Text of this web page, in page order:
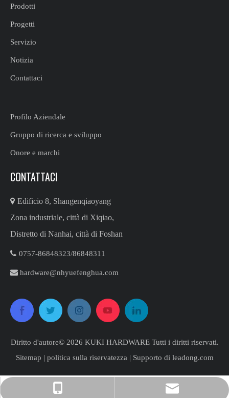
Prodotti
Progetti
Servizio
Notizia
Contattaci
Profilo Aziendale
Gruppo di ricerca e sviluppo
Onore e marchi
CONTATTACI
 Edificio 8, Shangenqiaoyang
Zona industriale, città di Xiqiao,
Distretto di Nanhai, città di Foshan
 0757-86848323/86848311​​​​​​​
 hardware@nhyuefenghua.com
Diritto d'autore© 2026 ​​​​​​​ KUKI HARDWARE Tutti i diritti riservati.
Sitemap | politica sulla riservatezza | Supporto di leadong.com